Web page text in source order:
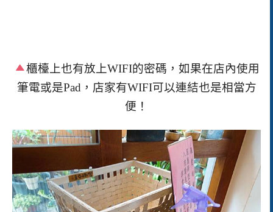
櫃檯上也有放上WIFI的密碼，如果在店內使用
筆電或是Pad ，店家有WIFI可以連結也是相當方
便！